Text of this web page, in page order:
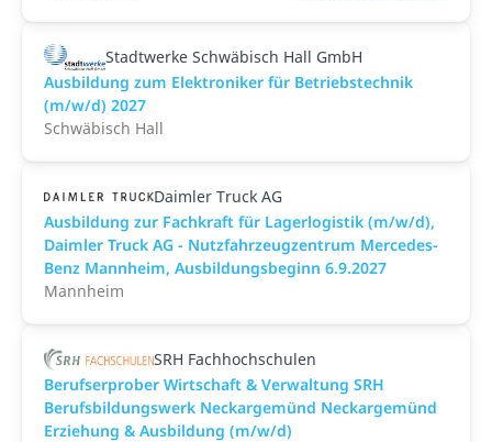
Stadtwerke Schwäbisch Hall GmbH
Ausbildung zum Elektroniker für Betriebstechnik
(m/w/d) 2027
Schwäbisch Hall
Daimler Truck AG
Ausbildung zur Fachkraft für Lagerlogistik (m/w/d),
Daimler Truck AG - Nutzfahrzeugzentrum Mercedes-
Benz Mannheim, Ausbildungsbeginn 6.9.2027
Mannheim
SRH Fachhochschulen
Berufserprober Wirtschaft & Verwaltung SRH
Berufsbildungswerk Neckargemünd Neckargemünd
Erziehung & Ausbildung (m/w/d)